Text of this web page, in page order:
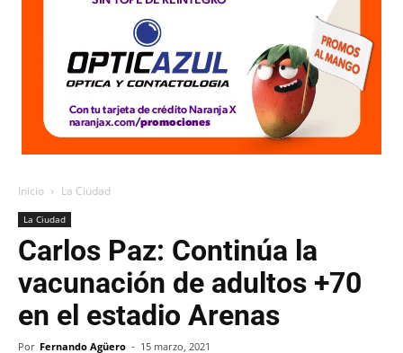
Inicio La Ciudad
La Ciudad
Carlos Paz: Continúa la
vacunación de adultos +70
en el estadio Arenas
Por Fernando Agüero - 15 marzo, 2021